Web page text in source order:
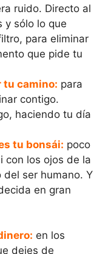
ruido. Directo al
y sólo lo que
para eliminar
que pide tu
tu camino: para
contigo.
haciendo tu día
tu bonsái: poco
con los ojos de la
ser humano. Y
en gran
en los
dejes de